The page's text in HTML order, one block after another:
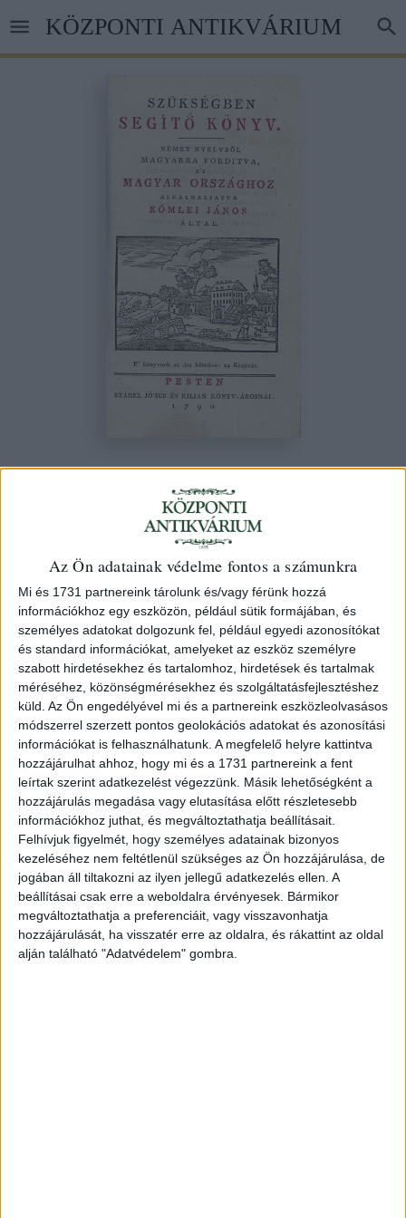
Az Ön adatainak védelme fontos a számunkra
Mi és 1731 partnereink tárolunk és/vagy férünk hozzá
információkhoz egy eszközön, például sütik formájában, és
személyes adatokat dolgozunk fel, például egyedi azonosítókat
és standard információkat, amelyeket az eszköz személyre
szabott hirdetésekhez és tartalomhoz, hirdetések és tartalmak
méréséhez, közönségmérésekhez és szolgáltatásfejlesztéshez
küld. Az Ön engedélyével mi és a partnereink eszközleolvasásos
módszerrel szerzett pontos geolokációs adatokat és azonosítási
információkat is felhasználhatunk. A megfelelő helyre kattintva
hozzájárulhat ahhoz, hogy mi és a 1731 partnereink a fent
leírtak szerint adatkezelést végezzünk. Másik lehetőségként a
hozzájárulás megadása vagy elutasítása előtt részletesebb
információkhoz juthat, és megváltoztathatja beállításait.
Felhívjuk figyelmét, hogy személyes adatainak bizonyos
kezeléséhez nem feltétlenül szükséges az Ön hozzájárulása, de
jogában áll tiltakozni az ilyen jellegű adatkezelés ellen. A
beállításai csak erre a weboldalra érvényesek. Bármikor
megváltoztathatja a preferenciáit, vagy visszavonhatja
hozzájárulását, ha visszatér erre az oldalra, és rákattint az oldal
alján található "Adatvédelem" gombra.
tartalomra
KÖZPONTI ANTIKVÁRIUM
Szükségben segítő könyv. Német
nyelvből magyarra fordítva, és Magyar
Országhoz alkalmaztatva Kömlei János
által.
1790 Pesten Stáhel és Kilián
111. árverés/ 10.
Kikiáltási ár:85 000 Ft
Leütési ár:85 000 Ft
Azonosító
77716
Az egyszerű nép felvilágosítására készült kötet német
eredetije 1785-ben látott napvilágot. A fordító református
lelkész volt. A mű elején erkölcsi tanulságokat hordozó,
oktató történetek olvashatók. Ezt követi a könyv fő része,
amely orvosi, háztartási és mezőgazdasági tudnivalókat,